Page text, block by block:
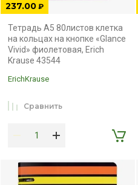
237.00 ₽
Тетрадь А5 80листов клетка
на кольцах на кнопке «Glance
Vivid» фиолетовая, Erich
Krause 43544
ErichKrause
Сравнить